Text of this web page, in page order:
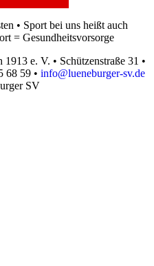
• Sport bei uns heißt auch
= Gesundheitsvorsorge
e. V. • Schützenstraße 31 •
68 59 • info@lueneburger-sv.de
SV